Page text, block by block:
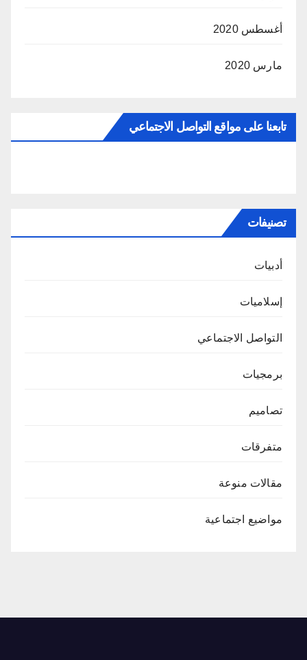
أغسطس 2020
مارس 2020
تابعنا على مواقع التواصل الاجتماعي
تصنيفات
أدبيات
إسلاميات
التواصل الاجتماعي
برمجيات
تصاميم
متفرقات
مقالات منوعة
مواضيع اجتماعية